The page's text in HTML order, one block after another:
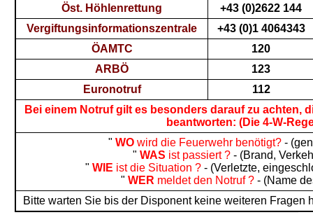
Öst. Höhlenrettung
+43 (0)2622 144
Vergiftungsinformationszentrale
+43 (0)1 4064343
ÖAMTC
120
ARBÖ
123
Euronotruf
112
Bei einem Notruf gilt es besonders darauf zu achten,
beantworten: (Die 4-W-
" WO wird die Feuerwehr benötigt?-
"WAS ist passiert ? - (Brand,
" WIE ist die Situation ?- (Verletzte,
"WER meldet den Notruf ? - (Name
Bitte warten Sie bis der Disponent keine weiteren Fragen